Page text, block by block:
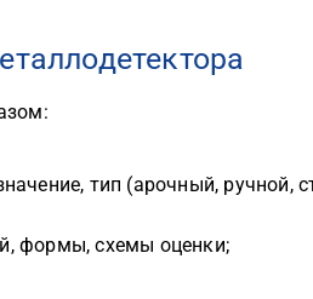
тип (арочный, ручной,
формы, схемы оценки;